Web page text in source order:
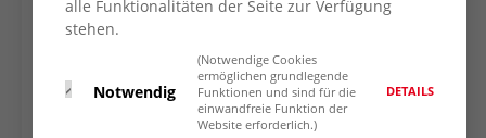
alle Funktionalitäten der Seite zur Verfügung
stehen.
Notwendig
(Notwendige Cookies
ermöglichen grundlegende
Funktionen und sind für die
einwandfreie Funktion der
Website erforderlich.)
DETAILS